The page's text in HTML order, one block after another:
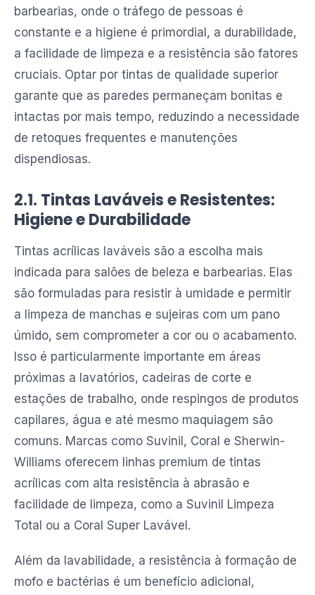
barbearias, onde o tráfego de pessoas é
constante e a higiene é primordial, a durabilidade,
a facilidade de limpeza e a resistência são fatores
cruciais. Optar por tintas de qualidade superior
garante que as paredes permaneçam bonitas e
intactas por mais tempo, reduzindo a necessidade
de retoques frequentes e manutenções
dispendiosas.
2.1. Tintas Laváveis e Resistentes:
Higiene e Durabilidade
Tintas acrílicas laváveis são a escolha mais
indicada para salões de beleza e barbearias. Elas
são formuladas para resistir à umidade e permitir
a limpeza de manchas e sujeiras com um pano
úmido, sem comprometer a cor ou o acabamento.
Isso é particularmente importante em áreas
próximas a lavatórios, cadeiras de corte e
estações de trabalho, onde respingos de produtos
capilares, água e até mesmo maquiagem são
comuns. Marcas como Suvinil, Coral e Sherwin-
Williams oferecem linhas premium de tintas
acrílicas com alta resistência à abrasão e
facilidade de limpeza, como a Suvinil Limpeza
Total ou a Coral Super Lavável.
Além da lavabilidade, a resistência à formação de
mofo e bactérias é um benefício adicional,